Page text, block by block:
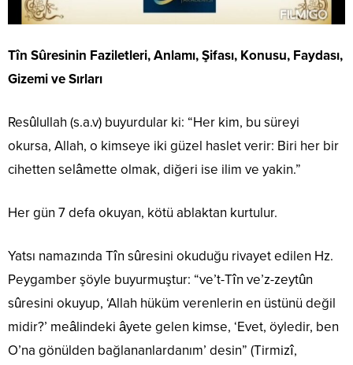
Tîn Sûresinin Faziletleri, Anlamı, Şifası, Konusu, Faydası,
Gizemi ve Sırları
Resûlullah (s.a.v) buyurdular ki: “Her kim, bu süreyi
okursa, Allah, o kimseye iki güzel haslet verir: Biri her bir
cihetten selâmette olmak, diğeri ise ilim ve yakin.”
Her gün 7 defa okuyan, kötü ablaktan kurtulur.
Yatsı namazında Tîn sûresini okuduğu rivayet edilen Hz.
Peygamber şöyle buyurmuştur: “ve’t-Tîn ve’z-zeytûn
sûresini okuyup, ‘Allah hüküm verenlerin en üstünü değil
midir?’ meâlindeki âyete gelen kimse, ‘Evet, öyledir, ben
O’na gönülden bağlananlardanım’ desin” (Tirmizî,